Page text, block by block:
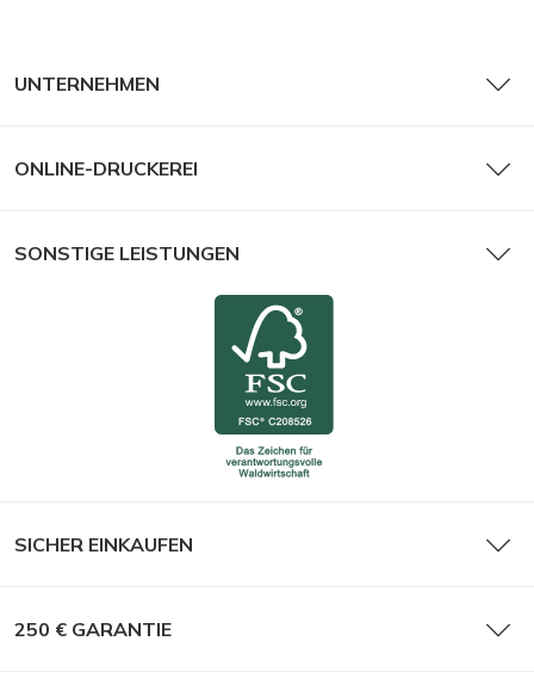
UNTERNEHMEN
ONLINE-DRUCKEREI
SONSTIGE LEISTUNGEN
SICHER EINKAUFEN
250 € GARANTIE